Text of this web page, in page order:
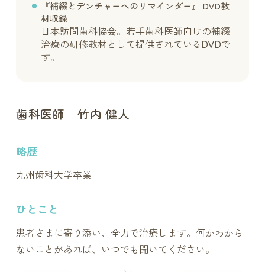
『補綴とデンチャーへのリマインダー』 DVD教
材収録
日本訪問歯科協会。若手歯科医師向けの補綴
治療の研修教材として提供されているDVDで
す。
歯科医師 竹内 健人
略歴
九州歯科大学卒業
ひとこと
患者さまに寄り添い、全力で治療します。何かわから
ないことがあれば、いつでも聞いてください。